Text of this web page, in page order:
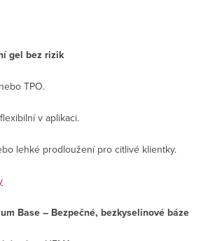
gel bez rizik
TPO.
v aplikaci.
lehké prodloužení pro citlivé klientky.
Base – Bezpečné, bezkyselinové báze